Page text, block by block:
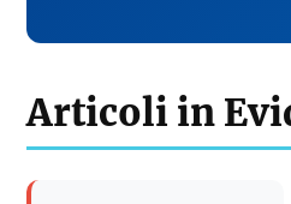
Articoli in